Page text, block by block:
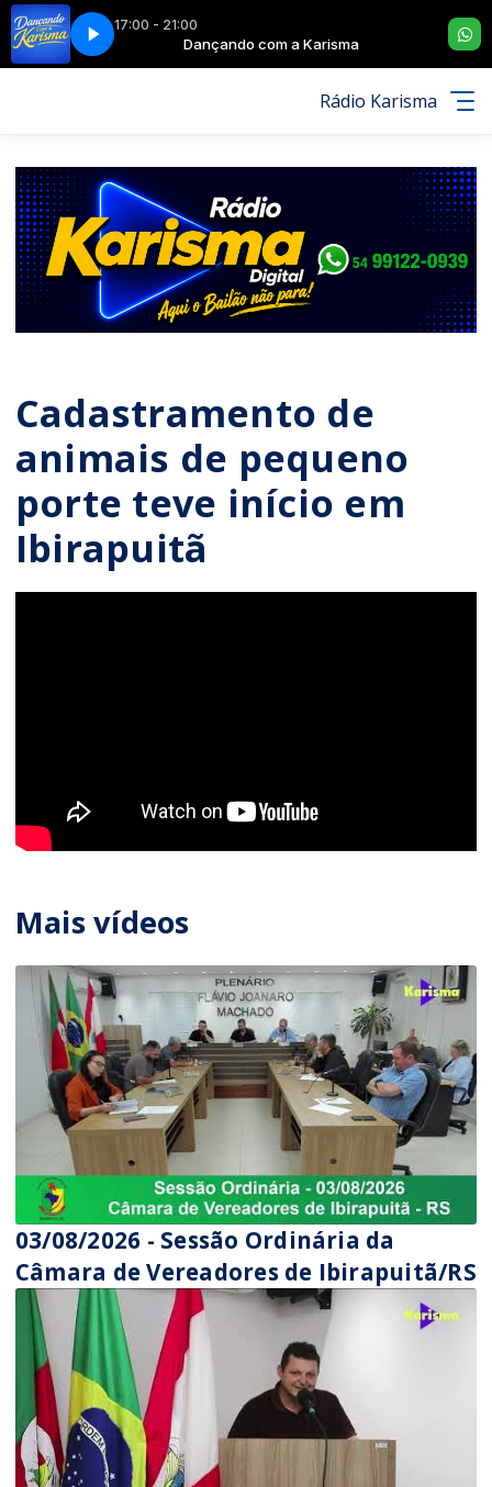
17:00 - 21:00
Dançando com a Karisma
PART. PAULINHO DILL OS ATUAISDESTAQUE NACIONAL - SÓ UM DE
Rádio Karisma
Cadastramento de
animais de pequeno
porte teve início em
Ibirapuitã
Mais vídeos
03/08/2026 - Sessão Ordinária da
Câmara de Vereadores de Ibirapuitã/RS